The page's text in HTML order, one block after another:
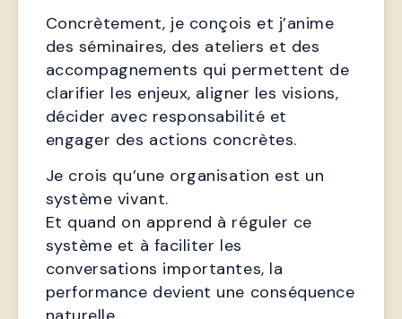
Concrètement, je conçois et j’anime
des séminaires, des ateliers et des
accompagnements qui permettent de
clarifier les enjeux, aligner les visions,
décider avec responsabilité et
engager des actions concrètes.
Je crois qu’une organisation est un
système vivant.
Et quand on apprend à réguler ce
système et à faciliter les
conversations importantes, la
performance devient une conséquence